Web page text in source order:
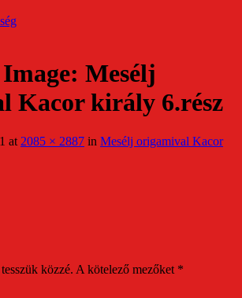
Mesélj
Kacor király 6.rész
at 2085 × 2887 in Mesélj origamival Kacor
közzé. A kötelező mezőket *